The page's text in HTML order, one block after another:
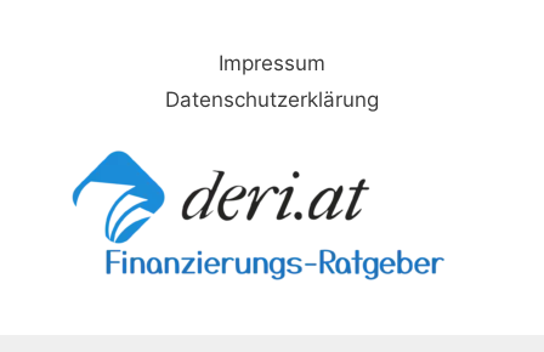
Impressum
Datenschutzerklärung